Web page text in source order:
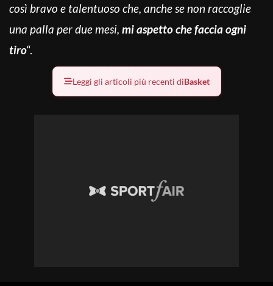
così bravo e talentuoso che, anche se non raccoglie
una palla per due mesi, mi aspetto che faccia ogni
tiro“.
Leggi gli articoli più recenti diBasket